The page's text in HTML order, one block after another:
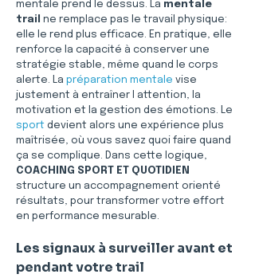
mentale prend le dessus. La mentale
trail
ne remplace pas le travail physique:
elle le rend plus efficace. En pratique, elle
renforce la capacité à conserver une
stratégie stable, même quand le corps
alerte. La préparation mentale vise
justement à entraîner l attention, la
motivation et la gestion des émotions. Le
sport devient alors une expérience plus
maîtrisée, où vous savez quoi faire quand
ça se complique. Dans cette logique,
COACHING SPORT ET QUOTIDIEN
structure un accompagnement orienté
résultats, pour transformer votre effort
en performance mesurable.
Les signaux à surveiller avant et
pendant votre trail